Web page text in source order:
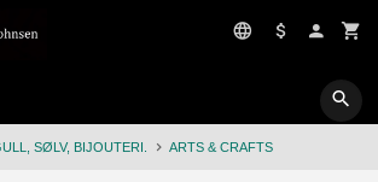
SØLV, BIJOUTERI. ARTS & CRAFTS